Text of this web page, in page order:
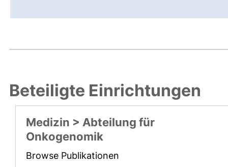
Beteiligte Einrichtungen
Medizin > Abteilung für
Onkogenomik
Browse Publikationen